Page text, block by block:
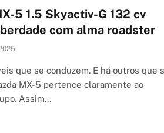
5 1.5 Skyactiv-G 132 cv
com alma roadster
que se conduzem. E há outros que
MX-5 pertence claramente ao
Assim…